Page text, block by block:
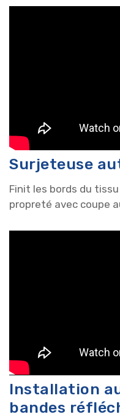
Surjeteuse
Finit les bords du
propreté avec coupe
Installation
bandes